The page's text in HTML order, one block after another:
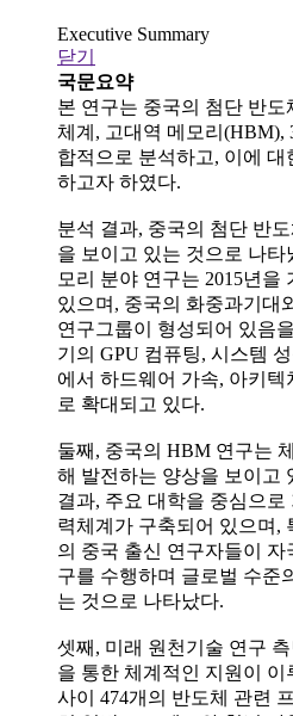
Executive Summary
닫기
국문요약
본 연구는 중국의 첨단 반
체계, 고대역 메모리(HBM),
합적으로 분석하고, 이에 대
하고자 하였다.
분석 결과, 중국의 첨단 반
을 보이고 있는 것으로 나타
모리 분야 연구는 2015년을
있으며, 중국의 화중과기대
연구그룹이 형성되어 있음
기의 GPU 컴퓨팅, 시스템
에서 하드웨어 가속, 아키
로 확대되고 있다.
둘째, 중국의 HBM 연구는
해 발전하는 양상을 보이고
결과, 주요 대학을 중심으
력체계가 구축되어 있으며,
의 중국 출신 연구자들이
구를 수행하며 글로벌 수준
는 것으로 나타났다.
셋째, 미래 원천기술 연구
을 통한 체계적인 지원이 이
사이 474개의 반도체 관련